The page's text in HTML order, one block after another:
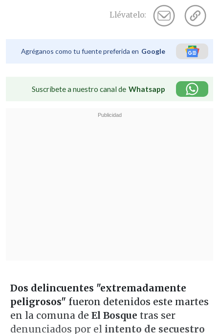
Llévatelo:
Agréganos como tu fuente preferida en Google
Suscríbete a nuestro canal de Whatsapp
Dos delincuentes "extremadamente
peligrosos" fueron detenidos este martes
en la comuna de El Bosque tras ser
denunciados por el intento de secuestro